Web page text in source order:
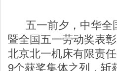
五一前夕，中华全
暨全国五一劳动奖表
北京北一机床有限责
9个获奖集体之列，斩